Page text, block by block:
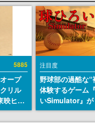
5885
ープ
リル
映ヒス
レクシ
り発
注目度
野球部の過酷な“
体験するゲーム
いSimulator』が
のウィッシュリ
とにチェコ語に